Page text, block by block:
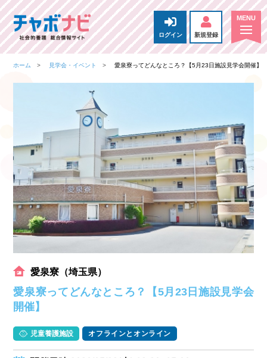
ログイン 新規登録
ホーム 見学会・イベント 愛泉寮ってどんなところ？【5月23日施設見学会開催】
愛泉寮（埼玉県）
愛泉寮ってどんなところ？【5月23日施設見学会
開催】
児童養護施設 オフラインとオンライン